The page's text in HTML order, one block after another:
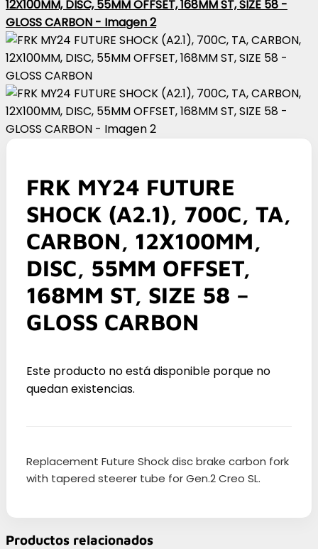
FRK MY24 FUTURE
SHOCK (A2.1), 700C, TA,
CARBON, 12X100MM,
DISC, 55MM OFFSET,
168MM ST, SIZE 58 –
GLOSS CARBON
Este producto no está disponible porque no
quedan existencias.
Replacement Future Shock disc brake carbon fork
with tapered steerer tube for Gen.2 Creo SL.
Productos relacionados